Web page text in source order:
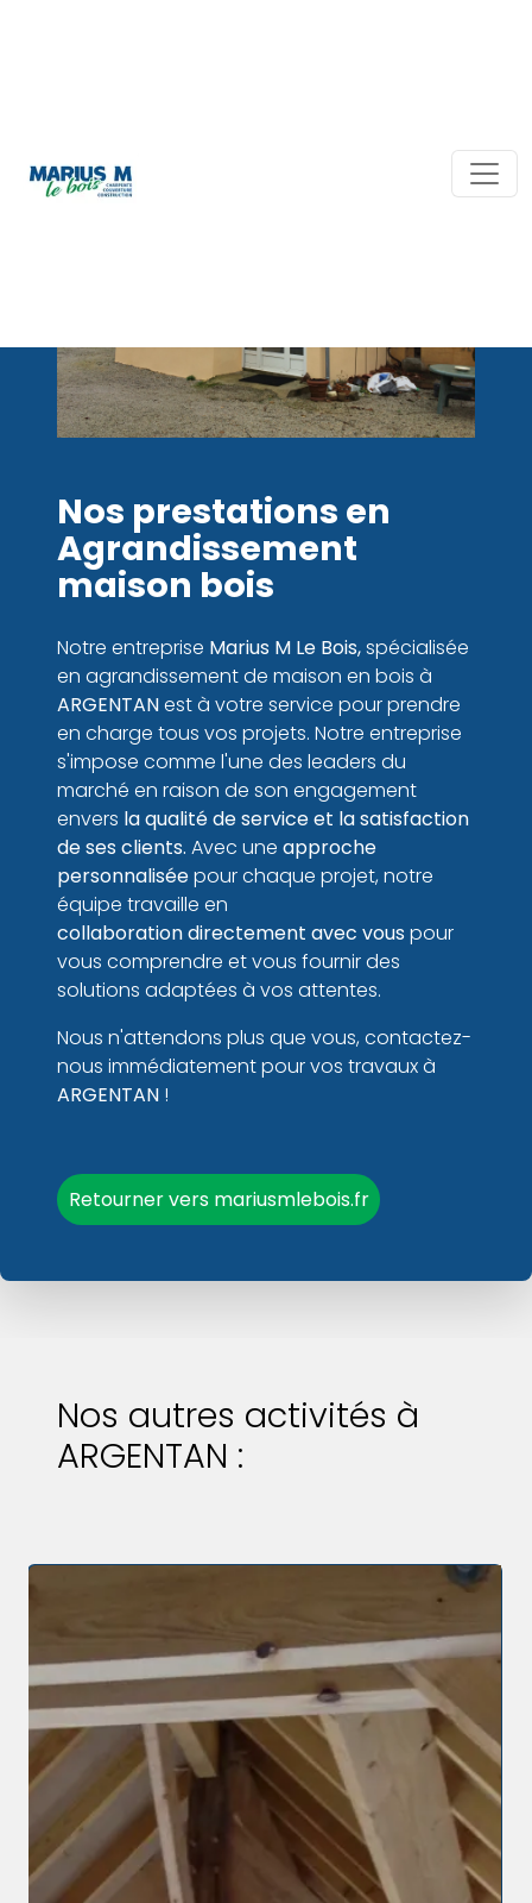
Nos prestations en
Agrandissement
maison bois
Notre entreprise Marius M Le Bois,spécialisée
en agrandissement de maison en bois à
ARGENTANest à votre service pour prendre
en charge tous vos projets. Notre entreprise
s'impose comme l'une des leaders du
marché en raison de son engagement
envers laqualité de serviceet la satisfaction
de ses clients. Avec une approche
personnaliséepour chaque projet, notre
équipe travaille en
collaboration directement avec vouspour
vous comprendre et vous fournir des
solutions adaptées à vos attentes.
Nous n'attendons plus que vous, contactez-
nous immédiatement pour vos travaux à
ARGENTAN !
Retourner vers mariusmlebois.fr
Nos autres activités à
ARGENTAN :